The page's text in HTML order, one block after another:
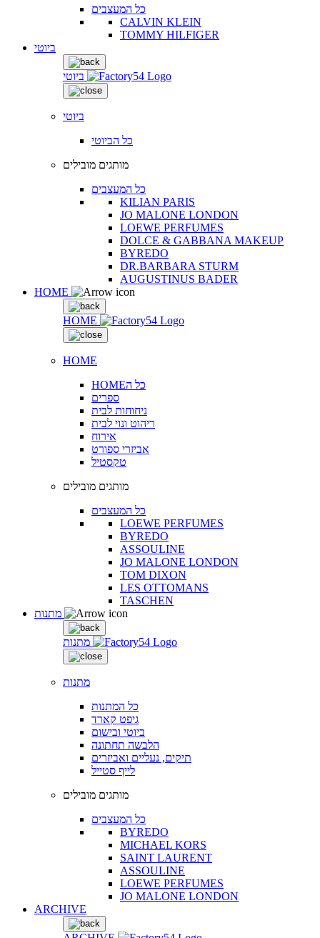
כל המעצבים
CALVIN KLEIN
TOMMY HILFIGER
ביוטי
ביוטי
ביוטי
כל הביוטי
מותגים מובילים
כל המעצבים
KILIAN PARIS
JO MALONE LONDON
LOEWE PERFUMES
DOLCE & GABBANA MAKEUP
BYREDO
DR.BARBARA STURM
AUGUSTINUS BADER
HOME
HOME
HOME
HOMEכל ה
ספרים
ניחוחות לבית
ריהוט ונוי לבית
אירוח
אביזרי ספורט
טקסטיל
מותגים מובילים
כל המעצבים
LOEWE PERFUMES
BYREDO
ASSOULINE
JO MALONE LONDON
TOM DIXON
LES OTTOMANS
TASCHEN
מתנות
מתנות
כל המתנות
גיפט קארד
ביוטי ובישום
הלבשה תחתונה
תיקים, נעליים ואביזרים
לייף סטייל
מותגים מובילים
כל המעצבים
BYREDO
MICHAEL KORS
SAINT LAURENT
ASSOULINE
LOEWE PERFUMES
JO MALONE LONDON
ARCHIVE